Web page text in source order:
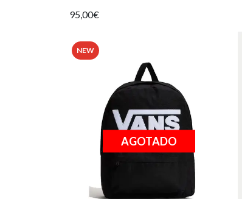
95,00€
NEW
AGOTADO